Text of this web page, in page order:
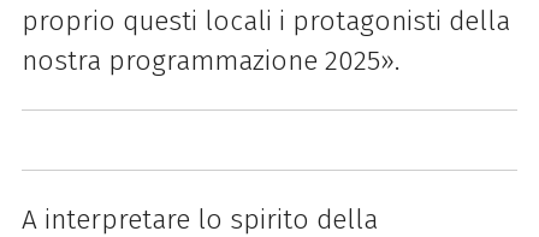
proprio questi locali i protagonisti della
nostra programmazione 2025».
A interpretare lo spirito della